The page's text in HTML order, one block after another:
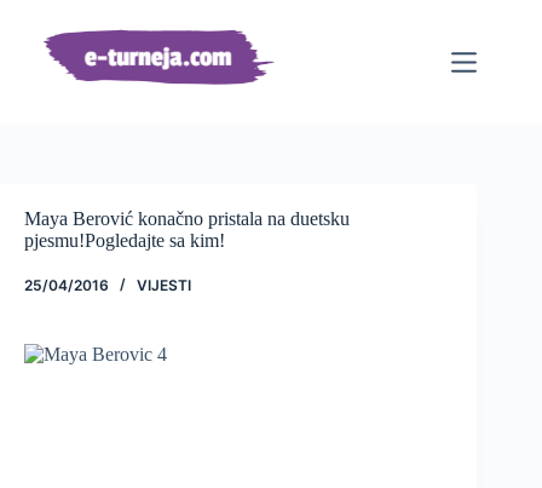
sadržaj
Maya Berović konačno pristala na duetsku
pjesmu!Pogledajte sa kim!
25/04/2016 VIJESTI